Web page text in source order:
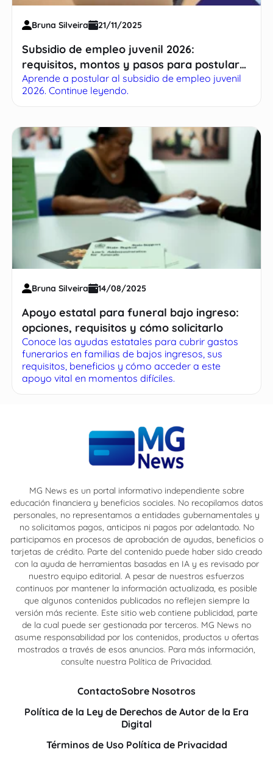
Bruna Silveira 21/11/2025
Subsidio de empleo juvenil 2026:
requisitos, montos y pasos para postular
con éxito
Aprende a postular al subsidio de empleo juvenil
2026. Continue leyendo.
Bruna Silveira 14/08/2025
Apoyo estatal para funeral bajo ingreso:
opciones, requisitos y cómo solicitarlo
Conoce las ayudas estatales para cubrir gastos
funerarios en familias de bajos ingresos, sus
requisitos, beneficios y cómo acceder a este
apoyo vital en momentos difíciles.
MG News es un portal informativo independiente sobre
educación financiera y beneficios sociales. No recopilamos datos
personales, no representamos a entidades gubernamentales y
no solicitamos pagos, anticipos ni pagos por adelantado. No
participamos en procesos de aprobación de ayudas, beneficios o
tarjetas de crédito. Parte del contenido puede haber sido creado
con la ayuda de herramientas basadas en IA y es revisado por
nuestro equipo editorial. A pesar de nuestros esfuerzos
continuos por mantener la información actualizada, es posible
que algunos contenidos publicados no reflejen siempre la
versión más reciente. Este sitio web contiene publicidad, parte
de la cual puede ser gestionada por terceros. MG News no
asume responsabilidad por los contenidos, productos u ofertas
mostrados a través de esos anuncios. Para más información,
consulte nuestra Política de Privacidad.
ContactoSobre Nosotros
Política de la Ley de Derechos de Autor de la Era
Digital
Términos de Uso Política de Privacidad